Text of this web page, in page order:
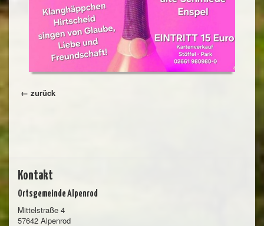
← zurück
Kontakt
Ortsgemeinde Alpenrod
Mittelstraße 4
57642 Alpenrod